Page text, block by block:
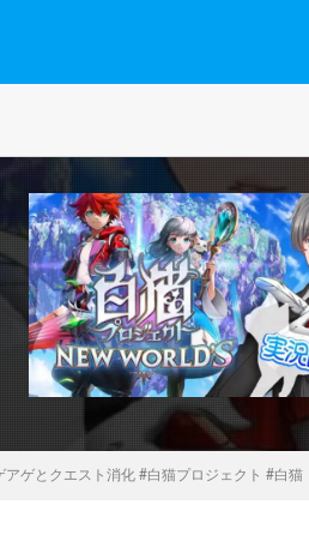
ゲとクエスト消化 #白猫プロジェクト #白猫